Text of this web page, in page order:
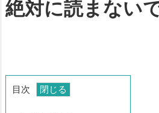
絶対に読まない
目次